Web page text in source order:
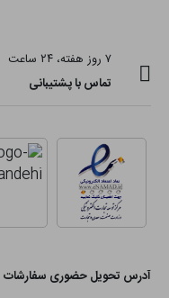
۷ روز هفته، ۲۴ ساعت
تماس با پشتیبانی
آدرس تحویل حضوری سفارشات